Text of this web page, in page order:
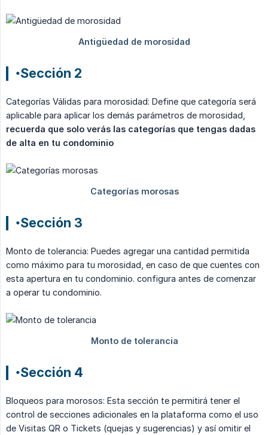
•Sección 2
Categorías Válidas para morosidad: Define que categoría será
aplicable para aplicar los demás parámetros de morosidad,
recuerda que solo verás las categorías que tengas dadas
de alta en tu condominio
•Sección 3
Monto de tolerancia: Puedes agregar una cantidad permitida
como máximo para tu morosidad, en caso de que cuentes con
esta apertura en tu condominio. configura antes de comenzar
a operar tu condominio.
•Sección 4
Bloqueos para morosos: Esta sección te permitirá tener el
control de secciones adicionales en la plataforma como el uso
de Visitas QR o Tickets (quejas y sugerencias) y así omitir el